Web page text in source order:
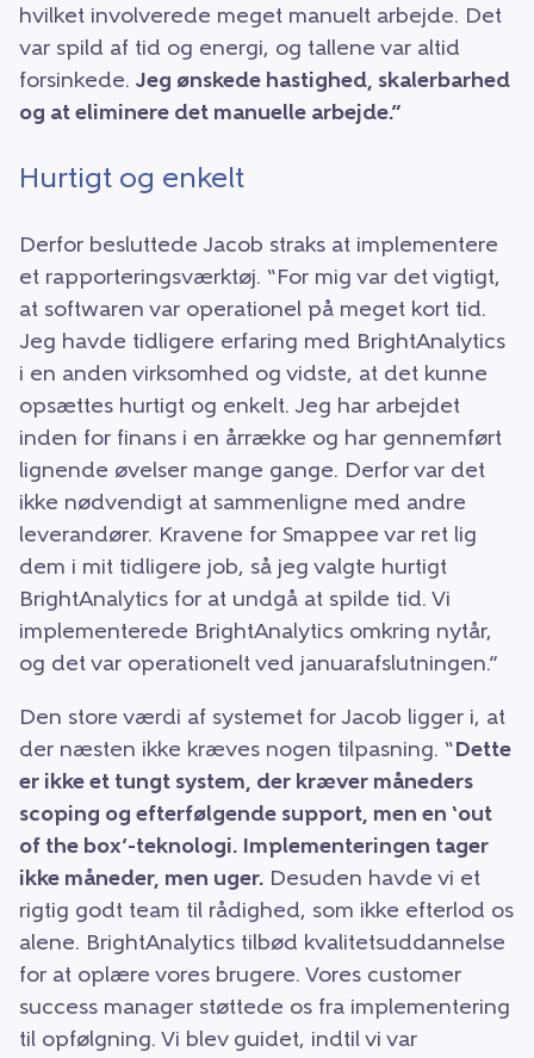
hvilket involverede meget manuelt arbejde. Det
var spild af tid og energi, og tallene var altid
forsinkede. Jeg ønskede hastighed, skalerbarhed
og at eliminere det manuelle arbejde.”
Hurtigt og enkelt
Derfor besluttede Jacob straks at implementere
et rapporteringsværktøj. “For mig var det vigtigt,
at softwaren var operationel på meget kort tid.
Jeg havde tidligere erfaring med BrightAnalytics
i en anden virksomhed og vidste, at det kunne
opsættes hurtigt og enkelt. Jeg har arbejdet
inden for finans i en årrække og har gennemført
lignende øvelser mange gange. Derfor var det
ikke nødvendigt at sammenligne med andre
leverandører. Kravene for Smappee var ret lig
dem i mit tidligere job, så jeg valgte hurtigt
BrightAnalytics for at undgå at spilde tid. Vi
implementerede BrightAnalytics omkring nytår,
og det var operationelt ved januarafslutningen.”
Den store værdi af systemet for Jacob ligger i, at
der næsten ikke kræves nogen tilpasning. “ Dette
er ikke et tungt system, der kræver måneders
scoping og efterfølgende support, men en ‘out
of the box’-teknologi. Implementeringen tager
ikke måneder, men uger. Desuden havde vi et
rigtig godt team til rådighed, som ikke efterlod os
alene. BrightAnalytics tilbød kvalitetsuddannelse
for at oplære vores brugere. Vores customer
success manager støttede os fra implementering
til opfølgning. Vi blev guidet, indtil vi var